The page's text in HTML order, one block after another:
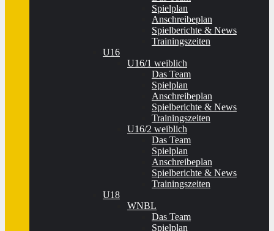
Spielplan
Anschreibeplan
Spielberichte & News
Trainingszeiten
U16
U16/1 weiblich
Das Team
Spielplan
Anschreibeplan
Spielberichte & News
Trainingszeiten
U16/2 weiblich
Das Team
Spielplan
Anschreibeplan
Spielberichte & News
Trainingszeiten
U18
WNBL
Das Team
Spielplan